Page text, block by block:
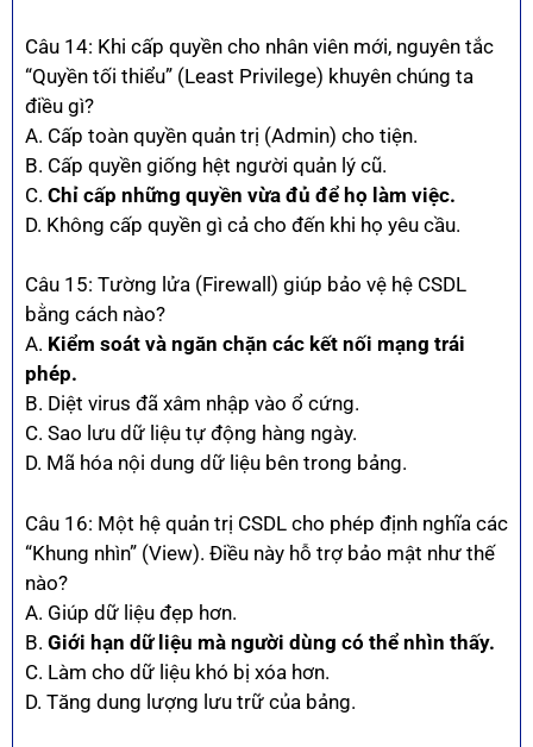
Câu 14: Khi cấp quyền cho nhân viên mới, nguyên tắc
“Quyền tối thiểu” (Least Privilege) khuyên chúng ta
điều gì?
A. Cấp toàn quyền quản trị (Admin) cho tiện.
B. Cấp quyền giống hệt người quản lý cũ.
C. Chỉ cấp những quyền vừa đủ để họ làm việc.
D. Không cấp quyền gì cả cho đến khi họ yêu cầu.
Câu 15: Tường lửa (Firewall) giúp bảo vệ hệ CSDL
bằng cách nào?
A. Kiểm soát và ngăn chặn các kết nối mạng trái
phép.
B. Diệt virus đã xâm nhập vào ổ cứng.
C. Sao lưu dữ liệu tự động hàng ngày.
D. Mã hóa nội dung dữ liệu bên trong bảng.
Câu 16: Một hệ quản trị CSDL cho phép định nghĩa các
“Khung nhìn” (View). Điều này hỗ trợ bảo mật như thế
nào?
A. Giúp dữ liệu đẹp hơn.
B. Giới hạn dữ liệu mà người dùng có thể nhìn thấy.
C. Làm cho dữ liệu khó bị xóa hơn.
D. Tăng dung lượng lưu trữ của bảng.